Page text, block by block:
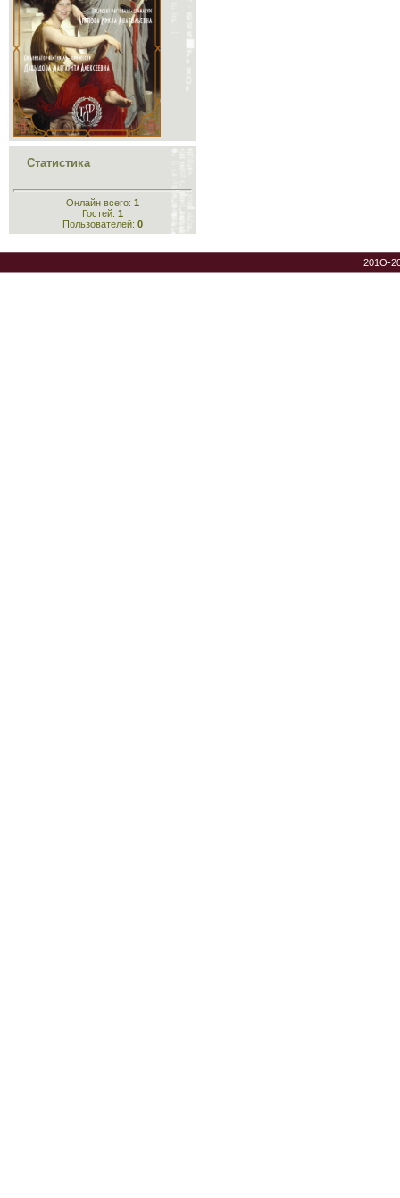
Статистика
Онлайн всего: 1
Гостей: 1
Пользователей: 0
201O-